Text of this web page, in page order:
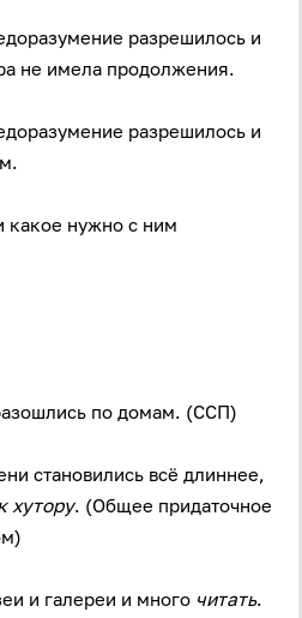
Регистрация
для целей, определённых в
разрешилось и
не имела продолжения.
разрешилось и
какое нужно с ним
по домам. (ССП)
становились всё длиннее,
хутору. (Общее придаточное
и галереи и много читать.